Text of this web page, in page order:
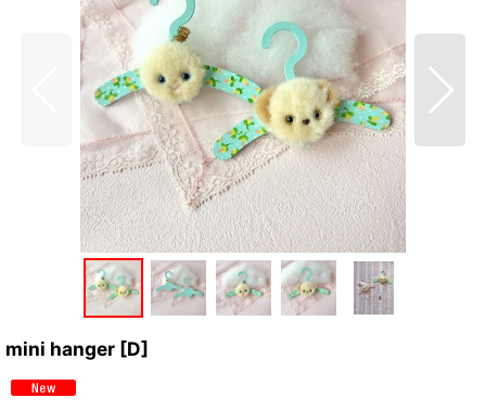
mini hanger [D]